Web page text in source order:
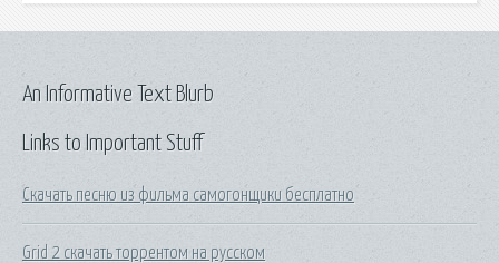
Links to Important Stuff
Скачать песню из фильма самогонщики бесплатно
Grid 2 скачать торрентом на русском
An Informative Text Blurb